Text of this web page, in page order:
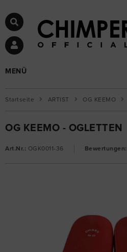
MENÜ
Startseite ARTIST OG KEEMO
OG KEEMO - OGLETTEN
Art.Nr.: OGK0011-36 Bewertungen: